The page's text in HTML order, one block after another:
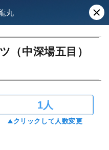
丸
中深場五目）
1人
クリックして人数変更